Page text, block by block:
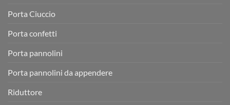
Porta Ciuccio
Porta confetti
Porta pannolini
Porta pannolini da appendere
Riduttore